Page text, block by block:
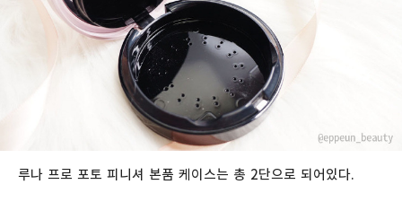
루나 프로 포토 피니셔 본품 케이스는 총 2단으로 되어있다.